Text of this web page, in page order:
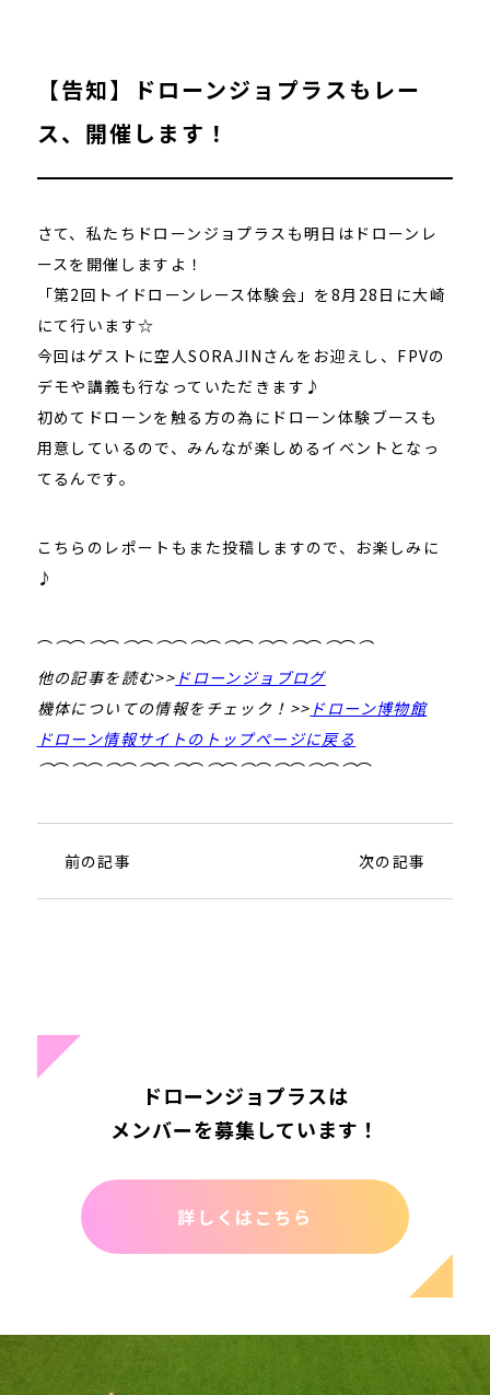
【告知】ドローンジョプラスもレー
ス、開催します！
さて、私たちドローンジョプラスも明日はドローンレ
ースを開催しますよ！
「第2回トイドローンレース体験会」を8月28日に大崎
にて行います☆
今回はゲストに空人SORAJINさんをお迎えし、FPVの
デモや講義も行なっていただきます♪
初めてドローンを触る方の為にドローン体験ブースも
用意しているので、みんなが楽しめるイベントとなっ
てるんです。
こちらのレポートもまた投稿しますので、お楽しみに
♪
⌒⌒⌒ ⌒⌒ ⌒⌒⌒⌒⌒⌒⌒⌒ ⌒⌒ ⌒⌒ ⌒⌒⌒
他の記事を読む>> ドローンジョブログ
機体についての情報をチェック！>> ドローン博物館
ドローン情報サイトのトップページに戻る
⌒⌒⌒⌒⌒⌒⌒⌒ ⌒⌒ ⌒⌒⌒⌒⌒⌒⌒⌒⌒⌒
前の記事 次の記事
ドローンジョプラスは
メンバーを募集しています！
詳しくはこちら